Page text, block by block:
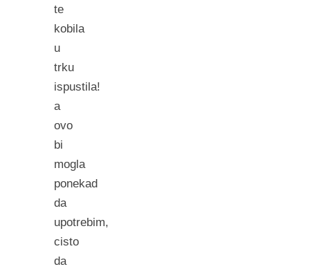
te
kobila
u
trku
ispustila!
a
ovo
bi
mogla
ponekad
da
upotrebim,
cisto
da